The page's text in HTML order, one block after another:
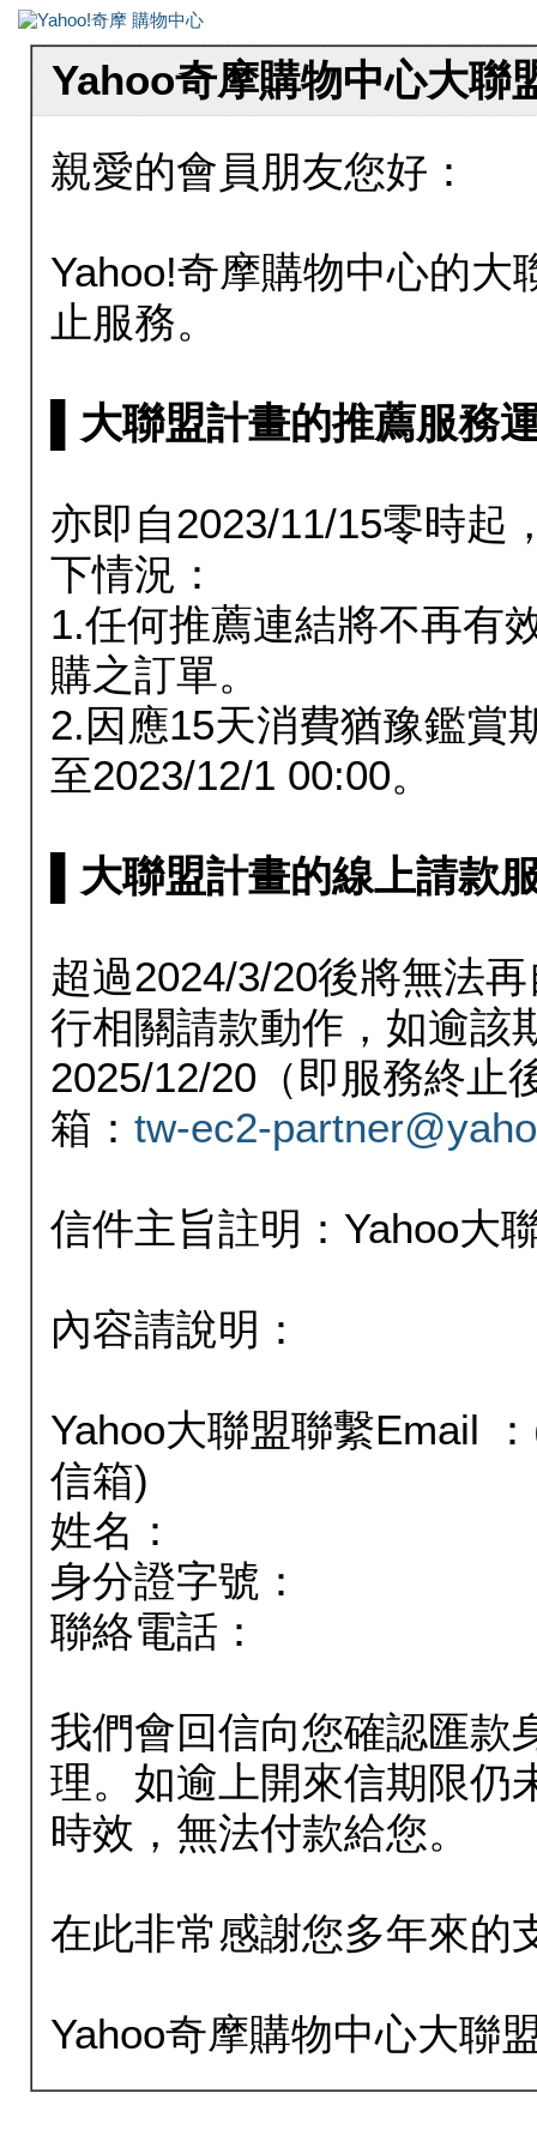
Yahoo奇摩購物中心大聯
親愛的會員朋友您好：
Yahoo!奇摩購物中心的大
止服務。
▌大聯盟計畫的推薦服務
亦即自2023/11/15零時起
下情況：
1.任何推薦連結將不再有
購之訂單。
2.因應15天消費猶豫鑑賞
至2023/12/1 00:00。
▌大聯盟計畫的線上請款
超過2024/3/20後將無法
行相關請款動作，如逾該
2025/12/20（即服務終止
箱： tw-ec2-
信件主旨註明：Yahoo大
內容請說明：
Yahoo大聯盟聯繫Email
信箱)
姓名：
身分證字號：
聯絡電話：
我們會回信向您確認匯款
理。如逾上開來信期限仍
時效，無法付款給您。
在此非常感謝您多年來的
Yahoo奇摩購物中心大